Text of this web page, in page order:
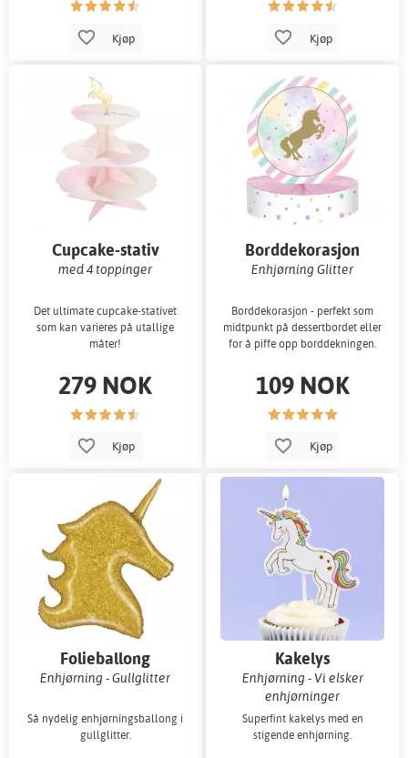
Kjøp Kjøp
Cupcake-stativ
med 4 toppinger
Det ultimate cupcake-stativet
som kan varieres på utallige
måter!
279 NOK
Kjøp
Borddekorasjon
Enhjørning Glitter
Borddekorasjon - perfekt som
midtpunkt på dessertbordet eller
for å piffe opp borddekningen.
109 NOK
Kjøp
Folieballong
Enhjørning - Gullglitter
Så nydelig enhjørningsballong i
gullglitter.
Kakelys
Enhjørning - Vi elsker
enhjørninger
Superfint kakelys med en
stigende enhjørning.